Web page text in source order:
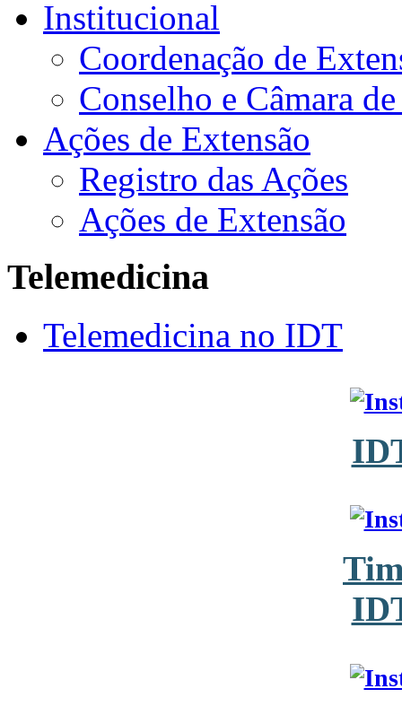
Institucional
Coordenação de
Conselho e Câmara
Ações de Extensão
Registro das Ações
Ações de Extensão
Telemedicina
Telemedicina no IDT